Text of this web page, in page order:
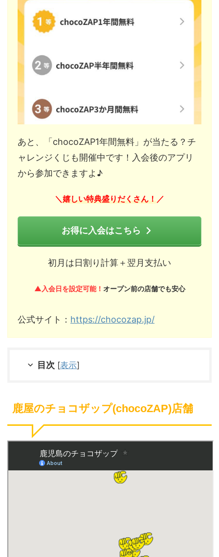
あと、「chocoZAP1年間無料」が当たる？チ
ャレンジくじも開催中です！入会後のアプリ
から参加できますよ♪
＼嬉しい特典盛りだくさん！ ／
お得に入会はこちら
初月は日割り計算＋翌月支払い
▲入会日を設定可能！ オープン前の店舗でも安心
公式サイト： https://chocozap.jp/
目次 [表示]
鹿屋のチョコザップ(chocoZAP)店舗